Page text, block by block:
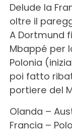
Delude la
oltre il
A Dortmund
Mbappé per
Polonia
poi fatto
portiere del
Olanda –
Francia –